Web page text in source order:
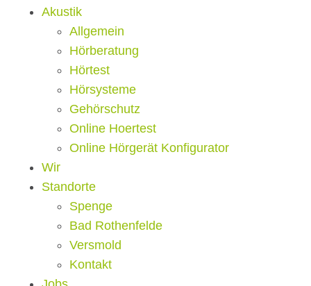
Akustik
Allgemein
Hörberatung
Hörtest
Hörsysteme
Gehörschutz
Online Hoertest
Online Hörgerät Konfigurator
Wir
Standorte
Spenge
Bad Rothenfelde
Versmold
Kontakt